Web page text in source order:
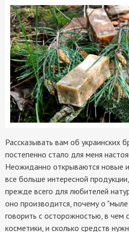
Рассказывать вам об украинских
постепенно стало для меня
Неожиданно открываются новые
все больше интересной
прежде всего для любителей
оно производится, почему о
говорить с осторожностью, в чем
косметики, и сколько средств